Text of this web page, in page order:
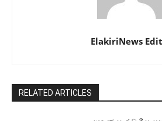
ElakiriNews
RELATED ARTICLES